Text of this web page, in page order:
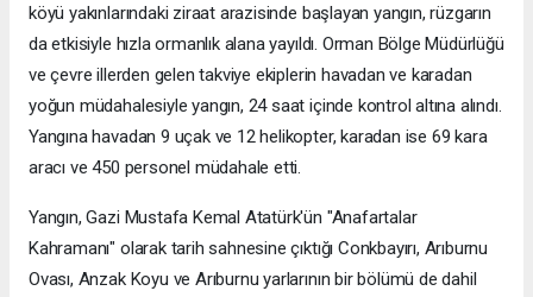
köyü yakınlarındaki ziraat arazisinde başlayan yangın, rüzgarın
da etkisiyle hızla ormanlık alana yayıldı. Orman Bölge Müdürlüğü
ve çevre illerden gelen takviye ekiplerin havadan ve karadan
yoğun müdahalesiyle yangın, 24 saat içinde kontrol altına alındı.
Yangına havadan 9 uçak ve 12 helikopter, karadan ise 69 kara
aracı ve 450 personel müdahale etti.
Yangın, Gazi Mustafa Kemal Atatürk'ün "Anafartalar
Kahramanı" olarak tarih sahnesine çıktığı Conkbayırı, Arıburnu
Ovası, Anzak Koyu ve Arıburnu yarlarının bir bölümü de dahil